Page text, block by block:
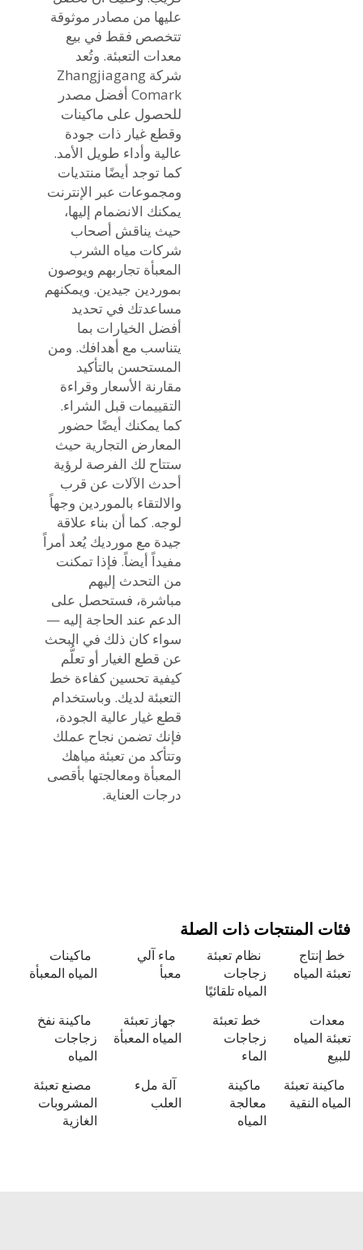
عليها من مصادر موثوقة
تتخصص فقط في بيع
معدات التعبئة. وتُعد
شركة Zhangjiagang
Comark أفضل مصدر
للحصول على ماكينات
وقطع غيار ذات جودة
عالية وأداء طويل الأمد.
كما توجد أيضًا منتديات
ومجموعات عبر الإنترنت
يمكنك الانضمام إليها،
حيث يناقش أصحاب
شركات مياه الشرب
المعبأة تجاربهم ويوصون
بموردين جيدين. ويمكنهم
مساعدتك في تحديد
أفضل الخيارات بما
يتناسب مع أهدافك. ومن
المستحسن بالتأكيد
مقارنة الأسعار وقراءة
التقييمات قبل الشراء.
كما يمكنك أيضًا حضور
المعارض التجارية حيث
ستتاح لك الفرصة لرؤية
أحدث الآلات عن قرب
والالتقاء بالموردين وجهاً
لوجه. كما أن بناء علاقة
جيدة مع مورديك يُعد أمراً
مفيداً أيضاً. فإذا تمكنت
من التحدث إليهم
مباشرة، فستحصل على
الدعم عند الحاجة إليه —
سواء كان ذلك في البحث
عن قطع الغيار أو تعلُّم
كيفية تحسين كفاءة خط
التعبئة لديك. وباستخدام
قطع غيار عالية الجودة،
فإنك تضمن نجاح عملك
وتتأكد من تعبئة مياهك
المعبأة ومعالجتها بأقصى
درجات العناية.
المنتجات ذات الصلة
المياه
نظام تعبئة
زجاجات
المياه تلقائيًا
ماء آلي
ماكينات
المياه المعبأة
المياه
خط تعبئة
زجاجات
جهاز تعبئة
المياه المعبأة
ماكينة نفخ
زجاجات
تعبئة
النقية
ماكينة
معالجة
آلة ملء
مصنع تعبئة
المشروبات